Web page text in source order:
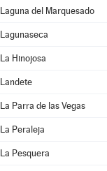
Laguna del Marquesado
Lagunaseca
La Hinojosa
Landete
La Parra de las Vegas
La Peraleja
La Pesquera